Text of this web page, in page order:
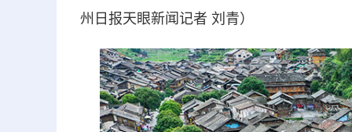
州日报天眼新闻记者 刘青）